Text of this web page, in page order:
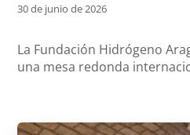
30 de junio de 2026
La Fundación Hidrógeno
una mesa redonda